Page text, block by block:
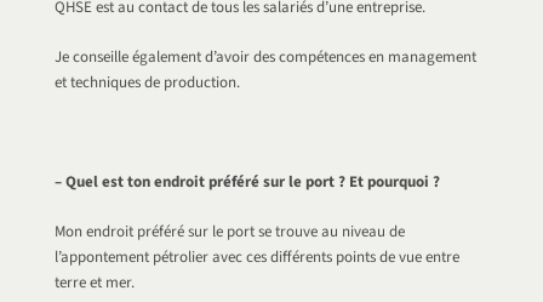
QHSE est au contact de tous les salariés d’une entreprise.
Je conseille également d’avoir des compétences en management
et techniques de production.
– Quel est ton endroit préféré sur le port ? Et pourquoi ?
Mon endroit préféré sur le port se trouve au niveau de
l’appontement pétrolier avec ces différents points de vue entre
terre et mer.